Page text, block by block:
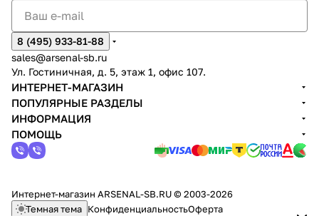
8 (495) 933-81-88
sales@arsenal-sb.ru
Ул. Гостиничная, д. 5, этаж 1, офис 107.
ИНТЕРНЕТ-МАГАЗИН
ПОПУЛЯРНЫЕ РАЗДЕЛЫ
ИНФОРМАЦИЯ
ПОМОЩЬ
Интернет-магазин ARSENAL-SB.RU © 2003-2026
Темная тема КонфиденциальностьОферта